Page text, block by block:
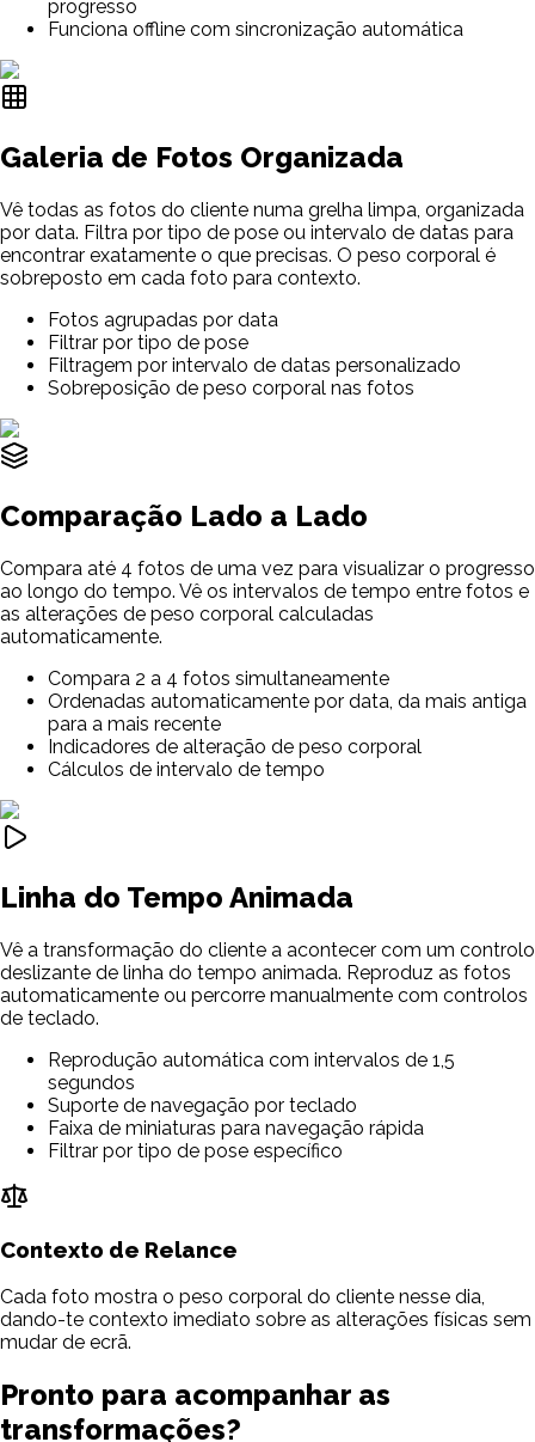
progresso
Funciona offline com sincronização automática
Galeria de Fotos Organizada
Vê todas as fotos do cliente numa grelha limpa, organizada
por data. Filtra por tipo de pose ou intervalo de datas para
encontrar exatamente o que precisas. O peso corporal é
sobreposto em cada foto para contexto.
Fotos agrupadas por data
Filtrar por tipo de pose
Filtragem por intervalo de datas personalizado
Sobreposição de peso corporal nas fotos
Comparação Lado a Lado
Compara até 4 fotos de uma vez para visualizar o progresso
ao longo do tempo. Vê os intervalos de tempo entre fotos e
as alterações de peso corporal calculadas
automaticamente.
Compara 2 a 4 fotos simultaneamente
Ordenadas automaticamente por data, da mais antiga
para a mais recente
Indicadores de alteração de peso corporal
Cálculos de intervalo de tempo
Linha do Tempo Animada
Vê a transformação do cliente a acontecer com um controlo
deslizante de linha do tempo animada. Reproduz as fotos
automaticamente ou percorre manualmente com controlos
de teclado.
Reprodução automática com intervalos de 1,5
segundos
Suporte de navegação por teclado
Faixa de miniaturas para navegação rápida
Filtrar por tipo de pose específico
Contexto de Relance
Cada foto mostra o peso corporal do cliente nesse dia,
dando-te contexto imediato sobre as alterações físicas sem
mudar de ecrã.
Pronto para acompanhar as
transformações?